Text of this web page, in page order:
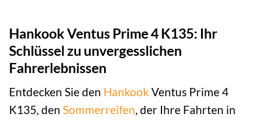
Hankook Ventus Prime 4 K135: Ihr
Schlüssel zu unvergesslichen
Fahrerlebnissen
Entdecken Sie den Hankook Ventus Prime 4
K135, den Sommerreifen, der Ihre Fahrten in